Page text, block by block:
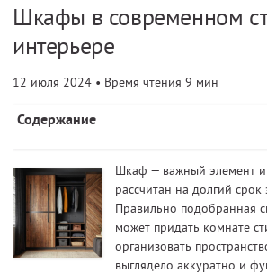
Шкафы в современном
интерьере
12 июля 2024 • Время чтения 9 мин
Содержание
Шкаф — важный элемент
рассчитан на долгий срок
Правильно подобранная
может придать комнате
организовать
выглядело аккуратно и